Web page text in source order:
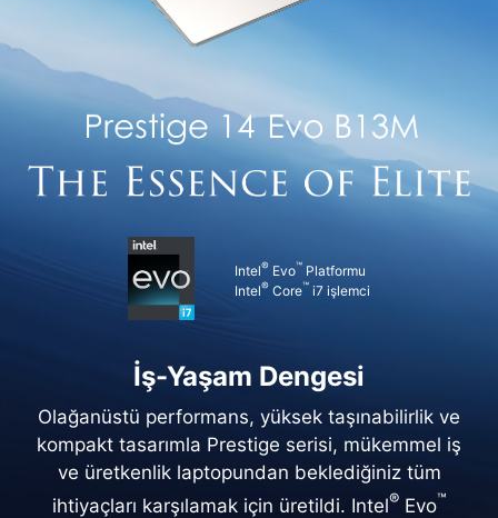
Intel® Evo™ Platformu
Intel® Core™ i7 işlemci
İş-Yaşam Dengesi
Olağanüstü performans, yüksek taşınabilirlik ve
kompakt tasarımla Prestige serisi, mükemmel iş
ve üretkenlik laptopundan beklediğiniz tüm
ihtiyaçları karşılamak için üretildi. Intel®Evo™